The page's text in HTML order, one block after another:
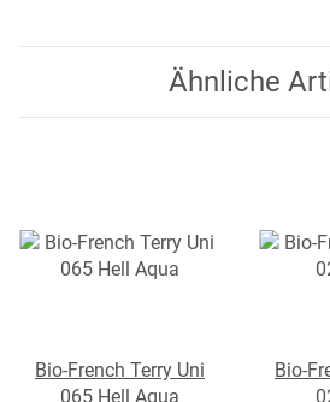
Ähnliche
Bio-French Terry Uni
065 Hell Aqua
Bio-